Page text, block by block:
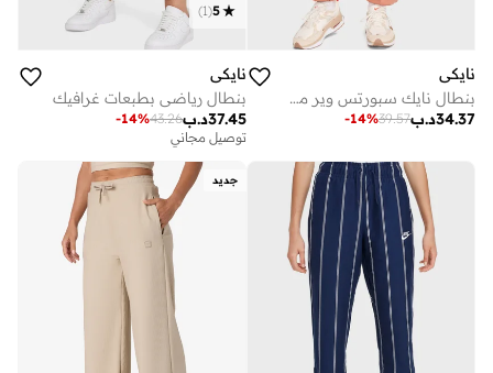
نايكي
بنطال نايك سبورتس وير من الصوف
د.ب34.37
39.57
-14%
5
(
1
)
نايكي
بنطال رياضي بطبعات غرافيك
د.ب37.45
43.26
-14%
توصيل مجاني
جديد